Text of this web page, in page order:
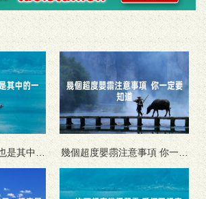
是其中的
幾個超度嬰霛注意事項 你一定
要知道